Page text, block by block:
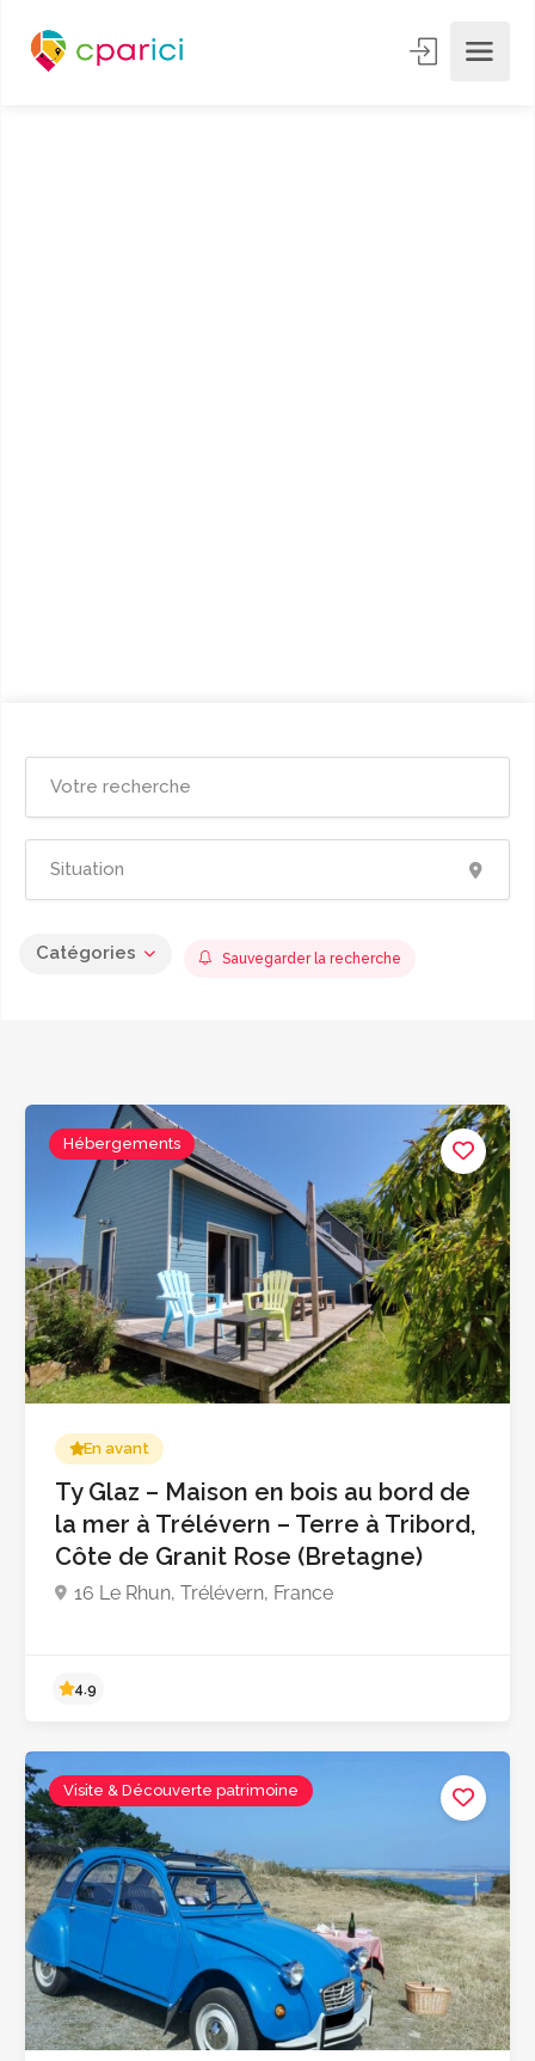
Catégories Sauvegarder la recherche
Hébergements
En avant
Ty Glaz – Maison en bois au bord de
la mer à Trélévern – Terre à Tribord,
Côte de Granit Rose (Bretagne)
16 Le Rhun, Trélévern, France
4.9
Visite & Découverte patrimoine